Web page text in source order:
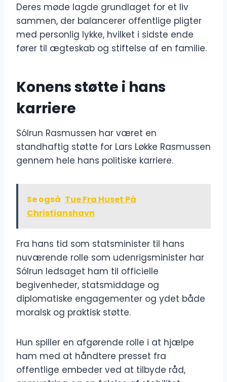
Deres møde lagde grundlaget for et liv
sammen, der balancerer offentlige pligter
med personlig lykke, hvilket i sidste ende
fører til ægteskab og stiftelse af en familie.
Konens støtte i hans
karriere
Sólrun Rasmussen har været en
standhaftig støtte for Lars Løkke Rasmussen
gennem hele hans politiske karriere.
Se også Tue Fra Huset På
Christianshavn
Fra hans tid som statsminister til hans
nuværende rolle som udenrigsminister har
Sólrun ledsaget ham til officielle
begivenheder, statsmiddage og
diplomatiske engagementer og ydet både
moralsk og praktisk støtte.
Hun spiller en afgørende rolle i at hjælpe
ham med at håndtere presset fra
offentlige embeder ved at tilbyde råd,